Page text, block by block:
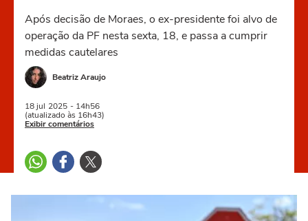
Após decisão de Moraes, o ex-presidente foi alvo de
operação da PF nesta sexta, 18, e passa a cumprir
medidas cautelares
Beatriz Araujo
18 jul 2025 - 14h56
(atualizado às 16h43)
Exibir comentários